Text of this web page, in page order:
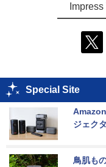
Special Site
ジェク
鳥肌も